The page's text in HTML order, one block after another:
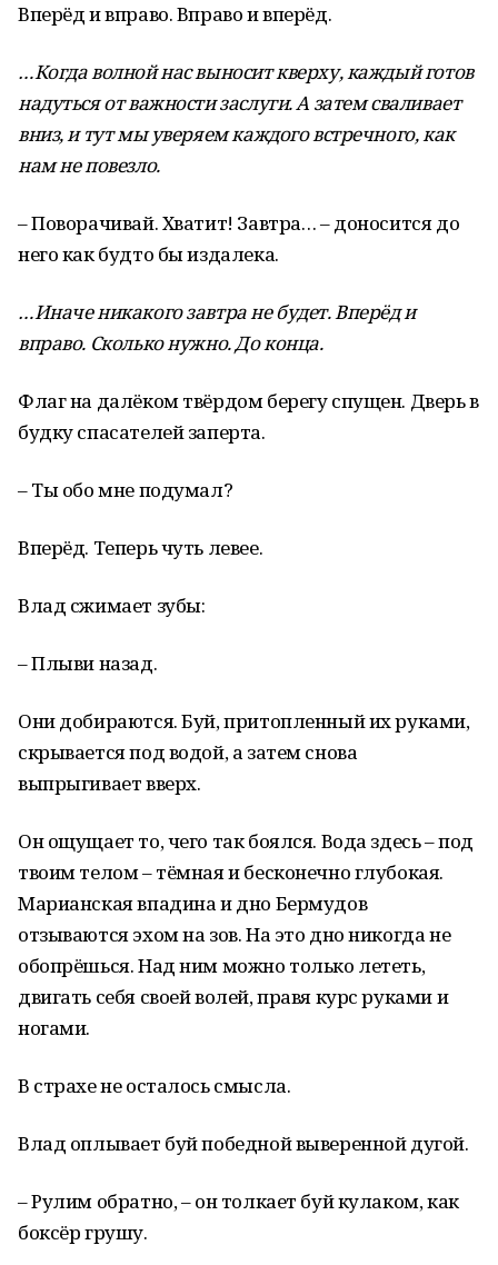
Вперёд и вправо. Вправо и вперёд.
…Когда волной нас выносит кверху, каждый готов
надуться от важности заслуги. А затем сваливает
вниз, и тут мы уверяем каждого встречного, как
нам не повезло.
– Поворачивай. Хватит! Завтра… – доносится до
него как будто бы издалека.
…Иначе никакого завтра не будет. Вперёд и
вправо. Сколько нужно. До конца.
Флаг на далёком твёрдом берегу спущен. Дверь в
будку спасателей заперта.
– Ты обо мне подумал?
Вперёд. Теперь чуть левее.
Влад сжимает зубы:
– Плыви назад.
Они добираются. Буй, притопленный их руками,
скрывается под водой, а затем снова
выпрыгивает вверх.
Он ощущает то, чего так боялся. Вода здесь – под
твоим телом – тёмная и бесконечно глубокая.
Марианская впадина и дно Бермудов
отзываются эхом на зов. На это дно никогда не
обопрёшься. Над ним можно только лететь,
двигать себя своей волей, правя курс руками и
ногами.
В страхе не осталось смысла.
Влад оплывает буй победной выверенной дугой.
– Рулим обратно, – он толкает буй кулаком, как
боксёр грушу.